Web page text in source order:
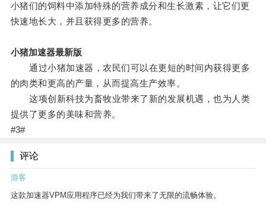
小猪们的饲料中添加特殊的营养成分和生长激素，让它们更
快速地长大，并且获得更多的营养。
小猪加速器最新版
通过小猪加速器，农民们可以在更短的时间内获得更多
的肉类和更高的产量，从而提高生产效率。
这项创新科技为畜牧业带来了新的发展机遇，也为人类
提供了更多的美味和营养。
#3#
评论
游客
这款加速器VPM应用程序已经为我们带来了无限的流畅体验。